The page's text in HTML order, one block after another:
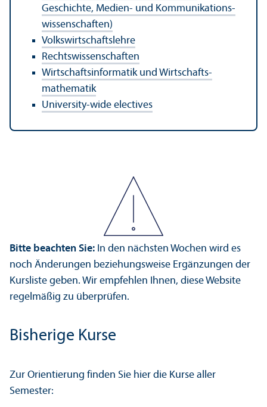
Geschichte, Medien- und Kommunikations­
wissenschaften)
Volkswirtschafts­lehre
Rechts­wissenschaften
Wirtschafts­informatik und Wirtschafts­
mathematik
University-wide electives
Bitte beachten Sie: In den nächsten Wochen wird es
noch Änderungen beziehungs­weise Ergänzungen der
Kursliste geben. Wir empfehlen Ihnen, diese Website
regelmäßig zu überprüfen.
Bisherige Kurse
Zur Orientierung finden Sie hier die Kurse aller
Semester: